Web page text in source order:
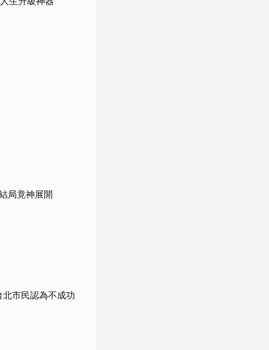
局竟神展開
市民認為不成功